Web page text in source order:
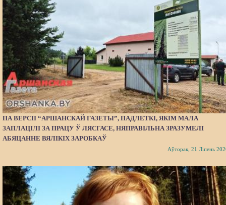
ПА ВЕРСІІ “АРШАНСКАЙ ГАЗЕТЫ”, ПАДЛЕТКІ, ЯКІМ МАЛА
ЗАПЛАЦІЛІ ЗА ПРАЦУ Ў ЛЯСГАСЕ, НЯПРАВІЛЬНА ЗРАЗУМЕЛІ
АБЯЦАННЕ ВЯЛІКІХ ЗАРОБКАЎ
Аўторак, 21 Ліпень